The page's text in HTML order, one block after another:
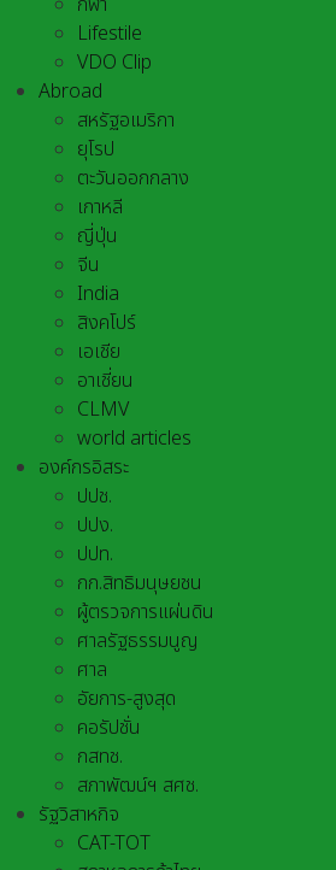
Lifestile
VDO Clip
Abroad
สหรัฐอเมริกา
ยุโรป
ตะวันออกกลาง
เกาหลี
ญี่ปุ่น
จีน
India
สิงคโปร์
เอเชีย
อาเชี่ยน
CLMV
world articles
องค์กรอิสระ
ปปช.
ปปง.
ปปท.
กก.สิทธิมนุษยชน
ผู้ตรวจการแผ่นดิน
ศาลรัฐธรรมนูญ
ศาล
อัยการ-สูงสุด
คอรัปชั่น
กสทช.
สภาพัฒน์ฯ สศช.
รัฐวิสาหกิจ
CAT-TOT